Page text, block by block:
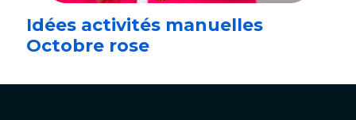
Idées activités manuelles
Octobre rose